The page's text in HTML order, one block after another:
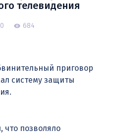
телевидения
0 684
приговор
систему защиты
что позволяло